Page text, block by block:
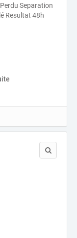
Separation
Resultat 48h